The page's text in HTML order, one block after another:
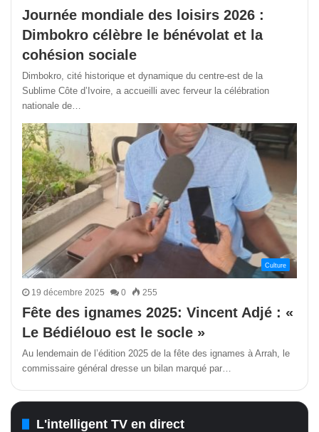
Journée mondiale des loisirs 2026 :
Dimbokro célèbre le bénévolat et la
cohésion sociale
Dimbokro, cité historique et dynamique du centre-est de la
Sublime Côte d’Ivoire, a accueilli avec ferveur la célébration
nationale de…
Culture
19 décembre 2025 0 255
Fête des ignames 2025: Vincent Adjé : «
Le Bédiélouo est le socle »
Au lendemain de l’édition 2025 de la fête des ignames à Arrah, le
commissaire général dresse un bilan marqué par…
L'intelligent TV en direct